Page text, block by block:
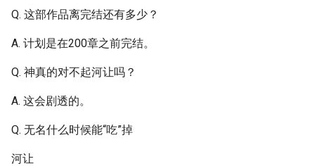
Q. 这部作品离完结还有多少？
A. 计划是在200章之前完结。
Q. 神真的对不起河让吗？
A. 这会剧透的。
Q. 无名什么时候能“吃”掉
河让